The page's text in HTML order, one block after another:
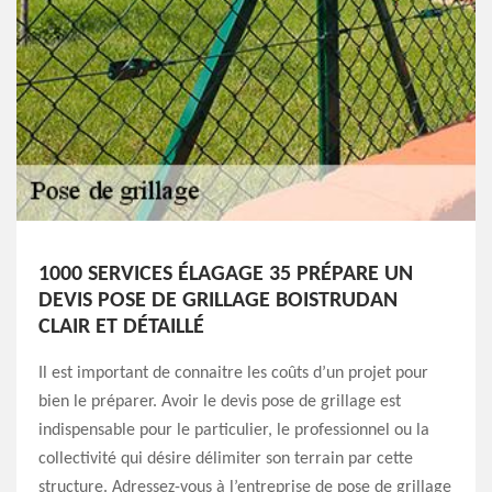
1000 SERVICES ÉLAGAGE 35 PRÉPARE UN
DEVIS POSE DE GRILLAGE BOISTRUDAN
CLAIR ET DÉTAILLÉ
Il est important de connaitre les coûts d’un projet pour
bien le préparer. Avoir le devis pose de grillage est
indispensable pour le particulier, le professionnel ou la
collectivité qui désire délimiter son terrain par cette
structure. Adressez-vous à l’entreprise de pose de grillage